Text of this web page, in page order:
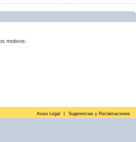
motivos:
Aviso Legal Sugerencias y Reclamaciones